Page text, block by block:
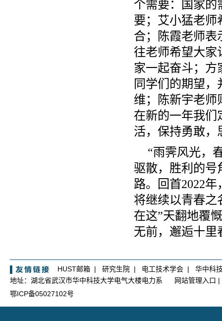
个需要：国家的
要；艾小猛老师
合；陈霞老师表
往老师希望大家
家一起奋斗；
同学们的期望
维；陈新宇老师
在新的一年我们
活，保持勇敢，
“雨霁风光，
驱散，胜利的号
路。回首2022年
将继续以青春之
在这”天翻地覆
无前， 邂逅十里
HUST邮箱 | 研究生院 | 电工技术学会 | 华中科
地址：湖北省武汉市华中科技大学电气大楼电力系
网站管理入口 |
鄂ICP备05027102号